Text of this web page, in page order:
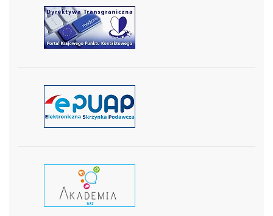
czytaj więcej
czytaj więcej